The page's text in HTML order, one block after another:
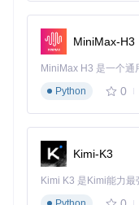
方案：容器化部
容器化技术就像标准
实施方案：
构建基础镜像
准备Dockerfile
项目已提供优化的
ata_science/
MiniMax-H3
Python
0
Kimi-K3